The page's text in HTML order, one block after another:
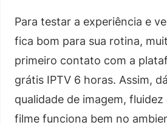
Para testar a experiência e
fica bom para sua rotina,
primeiro contato com a
grátis IPTV 6 horas. Assim,
qualidade de imagem, fluidez
filme funciona bem no